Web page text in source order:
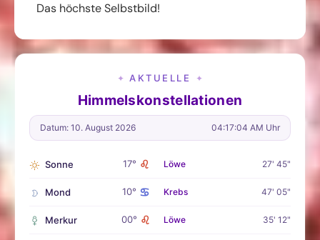
Das höchste Selbstbild!
✦ AKTUELLE ✦
Himmelskonstellationen
Datum: 10. August 2026 04:17:05 AM Uhr
Sonne 17° ♌ Löwe 27' 45"
Mond 10° ♋ Krebs 47' 05"
Merkur 00° ♌ Löwe 35' 12"